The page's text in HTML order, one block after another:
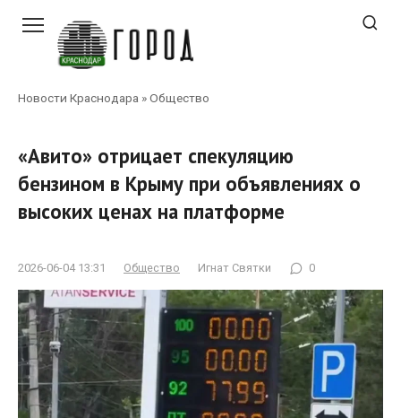
контенту
Новости Краснодара »Общество
«Авито» отрицает спекуляцию
бензином в Крыму при объявлениях о
высоких ценах на платформе
2026-06-04 13:31 Общество Игнат Святки 0